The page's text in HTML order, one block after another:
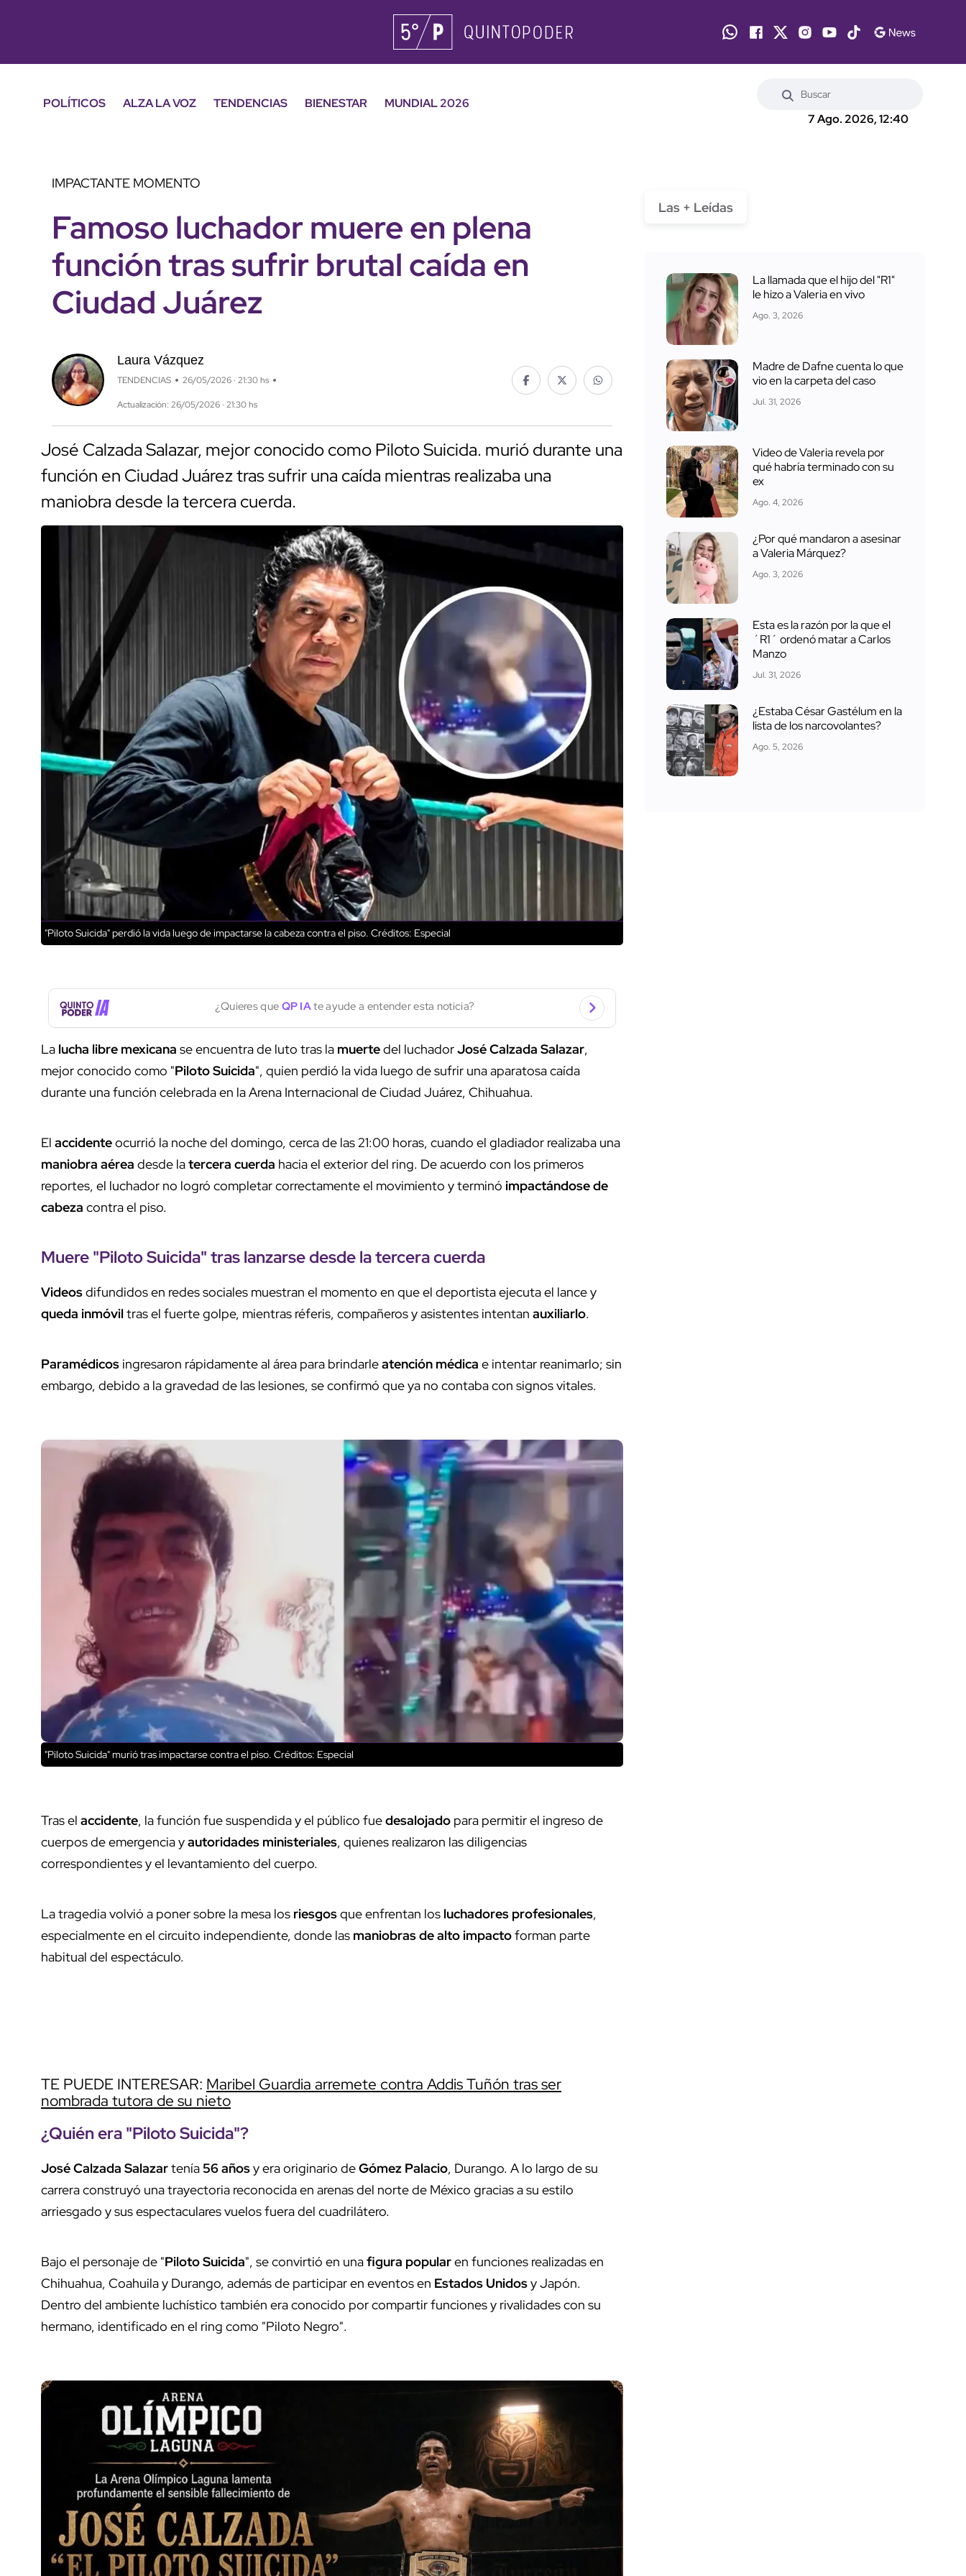
POLÍTICOS ALZA LA VOZ TENDENCIAS BIENESTAR
MUNDIAL 2026
7 Ago. 2026, 12:40
IMPACTANTE MOMENTO
Famoso luchador muere en plena
función tras sufrir brutal caída en
Ciudad Juárez
Laura Vázquez
TENDENCIAS 26/05/2026 · 21:30 hs
Actualización: 26/05/2026 · 21:30 hs
José Calzada Salazar, mejor conocido como Piloto Suicida. murió durante una
función en Ciudad Juárez tras sufrir una caída mientras realizaba una
maniobra desde la tercera cuerda.
"Piloto Suicida" perdió la vida luego de impactarse la cabeza contra el piso. Créditos: Especial
¿Quieres que QP IAte ayude a entender esta noticia?
La lucha libre mexicana se encuentra de luto tras la muertedel luchadorJosé Calzada Salazar,
mejor conocido como "Piloto Suicida", quien perdió la vida luego de sufrir una aparatosa caída
durante una función celebrada en la Arena Internacional de Ciudad Juárez, Chihuahua.
El accidenteocurrió la noche del domingo, cerca de las 21:00 horas, cuando el gladiador realizaba una
maniobra aérea desde latercera cuerda hacia el exterior del ring. De acuerdo con los primeros
reportes, el luchador no logró completar correctamente el movimiento y terminó impactándose de
cabeza contra el piso.
Muere "Piloto Suicida"traslanzarsedesde latercera cuerda
Videosdifundidos en redes sociales muestran el momento en que el deportista ejecuta el lance y
queda inmóviltras el fuerte golpe, mientras réferis, compañeros y asistentes intentan auxiliarlo.
Paramédicos ingresaron rápidamente al área para brindarleatención médica e intentar reanimarlo; sin
embargo, debido a la gravedad de las lesiones, se confirmó que ya no contaba con signos vitales.
"Piloto Suicida" murió tras impactarse contra el piso. Créditos: Especial
Tras el accidente, la función fue suspendida y el público fuedesalojado para permitir el ingreso de
cuerpos de emergencia yautoridades ministeriales, quienes realizaron las diligencias
correspondientes y el levantamiento del cuerpo.
La tragedia volvió a poner sobre la mesa los riesgosque enfrentan los luchadores profesionales,
especialmente en el circuito independiente, donde las maniobras de alto impactoforman parte
habitual del espectáculo.
TE PUEDE INTERESAR: Maribel Guardia arremete contra Addis Tuñón tras ser
nombrada tutora de su nieto
¿Quién era "Piloto Suicida"?
José Calzada Salazartenía56 añosy era originario deGómez Palacio, Durango. A lo largo de su
carrera construyó una trayectoria reconocida en arenas del norte de México gracias a su estilo
arriesgado y sus espectaculares vuelos fuera del cuadrilátero.
Bajo el personaje de "Piloto Suicida", se convirtió en unafigura popularen funciones realizadas en
Chihuahua, Coahuila y Durango, además de participar en eventos en Estados Unidosy Japón.
Dentro del ambiente luchístico también era conocido por compartir funciones y rivalidades con su
hermano, identificado en el ring como "Piloto Negro".
Las + Leídas
La llamada que el hijo del "R1"
le hizo a Valeria en vivo
Ago. 3, 2026
Madre de Dafne cuenta lo que
vio en la carpeta del caso
Jul. 31, 2026
Video de Valeria revela por
qué habría terminado con su
ex
Ago. 4, 2026
¿Por qué mandaron a asesinar
a Valeria Márquez?
Ago. 3, 2026
Esta es la razón por la que el
´R1´ ordenó matar a Carlos
Manzo
Jul. 31, 2026
¿Estaba César Gastélum en la
lista de los narcovolantes?
Ago. 5, 2026